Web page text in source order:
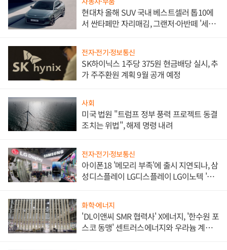
현대차 올해 SUV 국내 베스트셀러 톱10에
서 싼타페만 자리매김, 그랜저·아반떼 '세단
전자·전기·정보통신
SK하이닉스 1주당 375원 현금배당 실시, 추
가 주주환원 계획 9월 공개 예정
사회
미국 법원 "트럼프 정부 풍력 프로젝트 동결
조치는 위법", 해제 명령 내려
전자·전기·정보통신
아이폰18 '메모리 부족'에 출시 지연되나, 삼
성디스플레이 LG디스플레이 LG이노텍 '탈
화학·에너지
'DL이앤씨 SMR 협력사' X에너지, '한수원 포
스코 동맹' 센트러스에너지와 우라늄 계약